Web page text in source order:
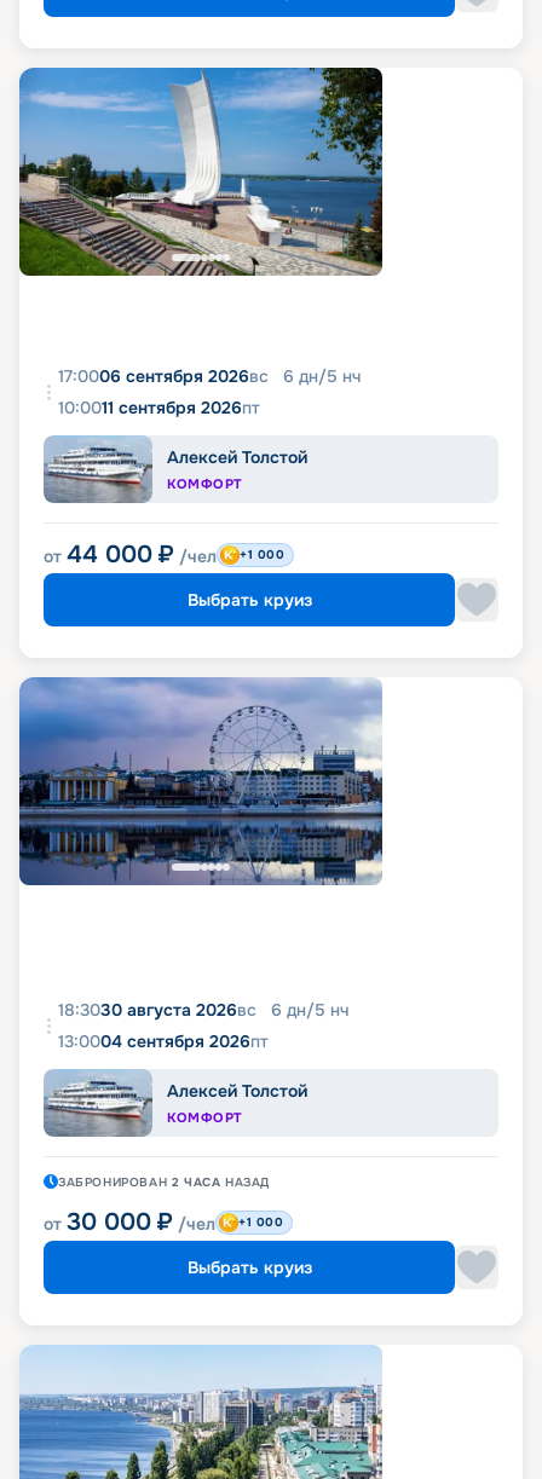
17:0006 сентября 2026вс 6 дн/5 нч
10:0011 сентября 2026пт
Алексей Толстой
КОМФОРТ
от 44 000 ₽ /чел +1 000
Выбрать круиз
18:3030 августа 2026вс 6 дн/5 нч
13:0004 сентября 2026пт
Алексей Толстой
КОМФОРТ
ЗАБРОНИРОВАН 2 ЧАСА НАЗАД
от 30 000 ₽ /чел +1 000
Выбрать круиз